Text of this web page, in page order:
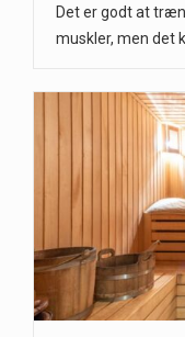
Det er godt at
muskler, men det